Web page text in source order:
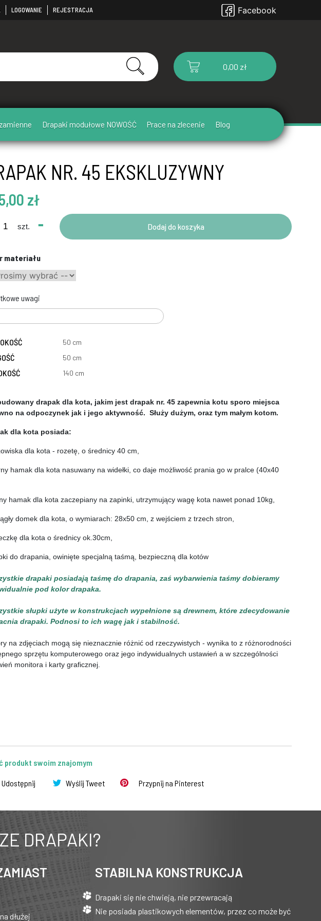
LOGOWANIE REJESTRACJA Facebook
0,00 zł
Drapaki modułowe NOWOŚĆ Prace na zlecenie Blog
NR. 45 EKSKLUZYWNY
zł
szt. - Dodaj do koszyka
materiału
uwagi
50 cm
50 cm
140 cm
drapak dla kota, jakim jest drapak nr. 45 zapewnia kotu sporo miejsca
na odpoczynek jak i jego aktywność.  Służy dużym, oraz tym małym kotom.
dla kota posiada:
dla kota - rozetę, o średnicy 40 cm,
hamak dla kota nasuwany na widełki, co daje możliwość prania go w pralce (40x40
hamak dla kota zaczepiany na zapinki, utrzymujący wagę kota nawet ponad 10kg,
domek dla kota, o wymiarach: 28x50 cm, z wejściem z trzech stron,
dla kota o średnicy ok.30cm,
do drapania, owinięte specjalną taśmą, bezpieczną dla kotów
drapaki posiadają taśmę do drapania, zaś wybarwienia taśmy dobieramy
pod kolor drapaka.
słupki użyte w konstrukcjach wypełnione są drewnem, które zdecydowanie
drapaki. Podnosi to ich wagę jak i stabilność.
na zdjęciach mogą się nieznacznie różnić od rzeczywistych - wynika to z różnorodności
sprzętu komputerowego oraz jego indywidualnych ustawień a w szczególności
monitora i karty graficznej.
produkt swoim znajomym
Udostępnij Wyślij Tweet Przypnij na Pinterest
DRAPAKI?
dłużej
STABILNA KONSTRUKCJA
Drapaki się nie chwieją, nie przewracają
Nie posiada plastikowych elementów, przez co może być